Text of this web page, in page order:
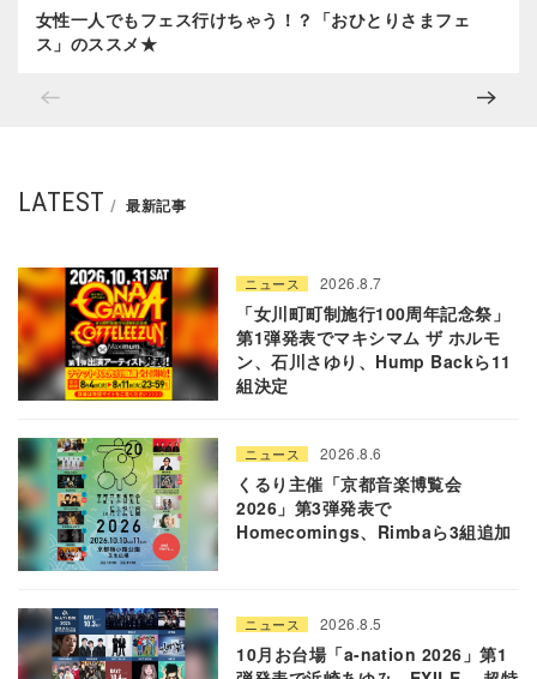
女性一人でもフェス行けちゃう！？「おひとりさまフェ
ス」のススメ★
LATEST 最新記事
ニュース 2026.8.7
「女川町町制施行100周年記念祭」
第1弾発表でマキシマム ザ ホルモ
ン、石川さゆり、Hump Backら11
組決定
ニュース 2026.8.6
くるり主催「京都音楽博覧会
2026」第3弾発表で
Homecomings、Rimbaら3組追加
ニュース 2026.8.5
10月お台場「a-nation 2026」第1